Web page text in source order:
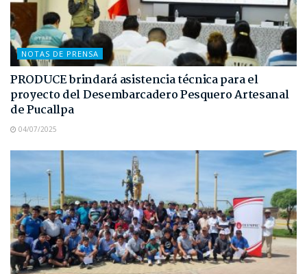
NOTAS DE PRENSA
PRODUCE brindará asistencia técnica para el
proyecto del Desembarcadero Pesquero Artesanal
de Pucallpa
04/07/2025